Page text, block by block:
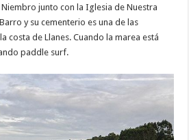
junto con la Iglesia de Nuestra
y su cementerio es una de las
costa de Llanes. Cuando la marea está
paddle surf.